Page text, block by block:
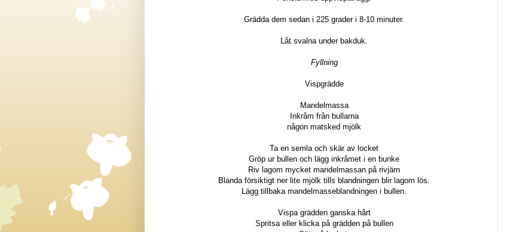
Grädda dem sedan i 225 grader i 8-10 minuter.
Låt svalna under bakduk.
Fyllning
Vispgrädde
Mandelmassa
Inkråm från bullarna
någon matsked mjölk
Ta en semla och skär av locket
Gröp ur bullen och lägg inkråmet i en bunke
Riv lagom mycket mandelmassan på rivjärn
Blanda försiktigt ner lite mjölk tills blandningen blir lagom lös.
Lägg tillbaka mandelmasseblandningen i bullen.
Vispa grädden ganska hårt
Spritsa eller klicka på grädden på bullen